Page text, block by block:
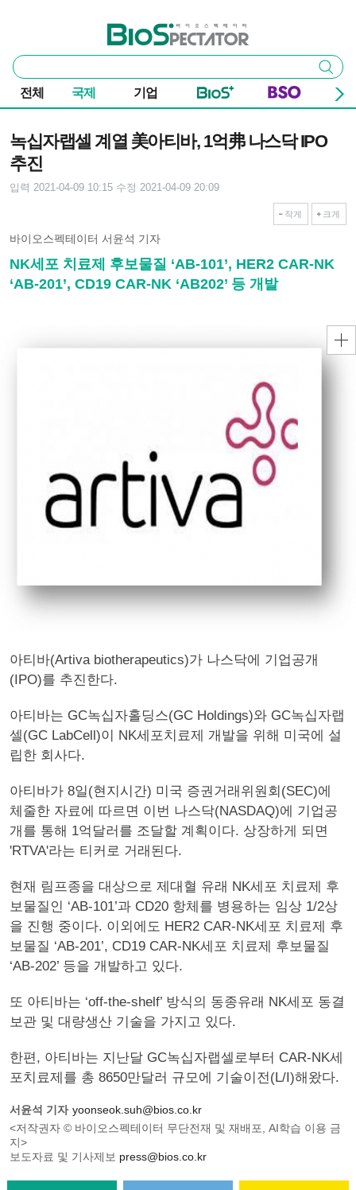
바이오스펙테이터
통
합
검
색
검색
전체 국제 기업
녹십자랩셀 계열 美아티바, 1억弗 나스닥 IPO
추진
입력 2021-04-09 10:15 수정 2021-04-09 20:09
작게 크게
바이오스펙테이터 서윤석 기자
NK세포 치료제 후보물질 ‘AB-101’, HER2 CAR-NK
‘AB-201’, CD19 CAR-NK ‘AB202’ 등 개발
아티바(Artiva biotherapeutics)가 나스닥에 기업공개
(IPO)를 추진한다.
아티바는 GC녹십자홀딩스(GC Holdings)와 GC녹십자랩
셀(GC LabCell)이 NK세포치료제 개발을 위해 미국에 설
립한 회사다.
아티바가 8일(현지시간) 미국 증권거래위원회(SEC)에
체줄한 자료에 따르면 이번 나스닥(NASDAQ)에 기업공
개를 통해 1억달러를 조달할 계획이다. 상장하게 되면
'RTVA'라는 티커로 거래된다.
현재 림프종을 대상으로 제대혈 유래 NK세포 치료제 후
보물질인 ‘AB-101’과 CD20 항체를 병용하는 임상 1/2상
을 진행 중이다. 이외에도 HER2 CAR-NK세포 치료제 후
보물질 ‘AB-201’, CD19 CAR-NK세포 치료제 후보물질
‘AB-202’ 등을 개발하고 있다.
또 아티바는 ‘off-the-shelf’ 방식의 동종유래 NK세포 동결
보관 및 대량생산 기술을 가지고 있다.
한편, 아티바는 지난달 GC녹십자랩셀로부터 CAR-NK세
포치료제를 총 8650만달러 규모에 기술이전(L/I)해왔다.
서윤석 기자 yoonseok.suh@bios.co.kr
<저작권자 © 바이오스펙테이터 무단전재 및 재배포, AI학습 이용 금
지>
보도자료 및 기사제보 press@bios.co.kr